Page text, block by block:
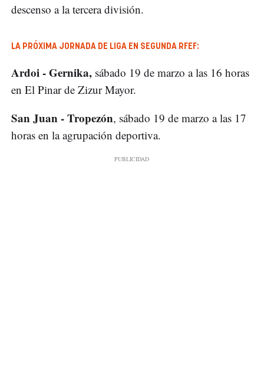
descenso a la tercera división.
LA PRÓXIMA JORNADA DE LIGA EN SEGUNDA RFEF:
Ardoi - Gernika, sábado 19 de marzo a las 16 horas
en El Pinar de Zizur Mayor.
San Juan - Tropezón, sábado 19 de marzo a las 17
horas en la agrupación deportiva.